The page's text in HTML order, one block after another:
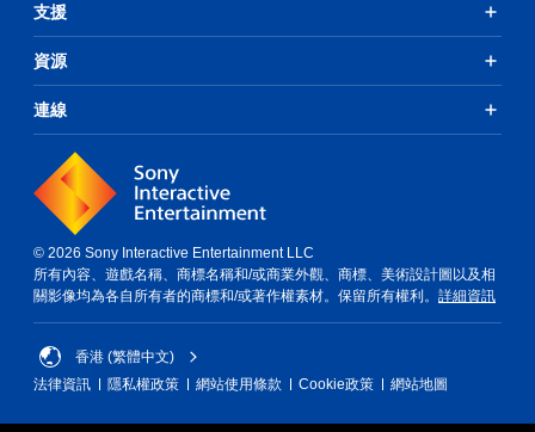
支援
資源
連線
© 2026 Sony Interactive Entertainment LLC
所有內容、遊戲名稱、商標名稱和/或商業外觀、商標、美術設計圖以及相
關影像均為各自所有者的商標和/或著作權素材。保留所有權利。 詳細資訊
香港 (繁體中文)
法律資訊
隱私權政策 網站使用條款 Cookie政策 網站地圖